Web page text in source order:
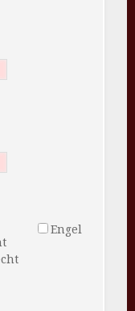
Engel